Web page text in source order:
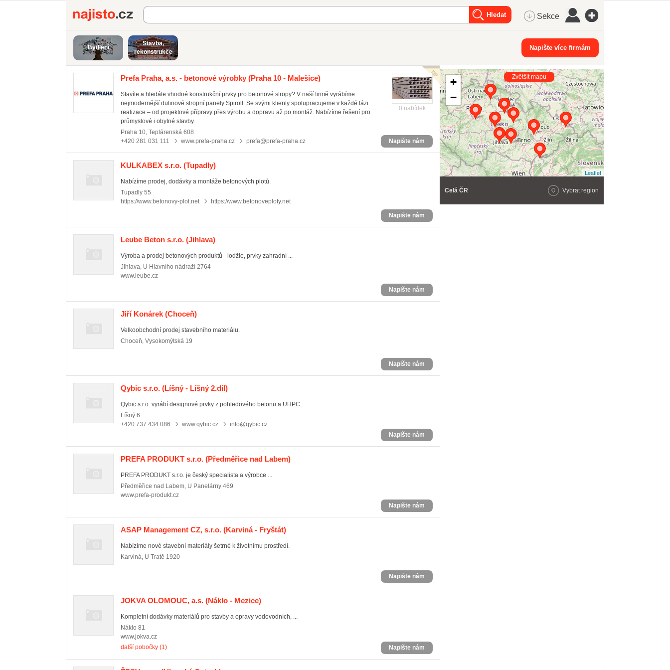
Najisto.cz Sekce
Bydlení
Stavba,
rekonstrukce
Napište více firmám
Prefa Praha, a.s. - betonové výrobky (Praha 10 - Malešice)
Stavíte a hledáte vhodné konstrukční prvky pro betonové stropy? V naší firmě vyrábíme
nejmodernější dutinové stropní panely Spiroll. Se svými klienty spolupracujeme v každé fázi
realizace – od projektové přípravy přes výrobu a dopravu až po montáž. Nabízíme řešení pro
průmyslové i obytné stavby.
Praha 10, Teplárenská 608
+420 281 031 111
www.prefa-praha.cz prefa@prefa-praha.cz
0 nabídek
Napište nám
KULKABEX s.r.o. (Tupadly)
Nabízíme prodej, dodávky a montáže betonových plotů.
Tupadly 55
https://www.betonovy-plot.net
https://www.betonoveploty.net
Napište nám
Leube Beton s.r.o. (Jihlava)
Výroba a prodej betonových produktů - lodžie, prvky zahradní ...
Jihlava, U Hlavního nádraží 2764
www.leube.cz
Napište nám
Jiří Konárek (Choceň)
Velkoobchodní prodej stavebního materiálu.
Choceň, Vysokomýtská 19
Napište nám
Qybic s.r.o. (Líšný - Líšný 2.díl)
Qybic s.r.o. vyrábí designové prvky z pohledového betonu a UHPC ...
Líšný 6
+420 737 434 086
www.qybic.cz
info@qybic.cz
Napište nám
PREFA PRODUKT s.r.o. (Předměřice nad Labem)
PREFA PRODUKT s.r.o. je český specialista a výrobce ...
Předměřice nad Labem, U Panelárny 469
www.prefa-produkt.cz
Napište nám
ASAP Management CZ, s.r.o. (Karviná - Fryštát)
Nabízíme nové stavební materiály šetrné k životnímu prostředí.
Karviná, U Tratě 1920
Napište nám
JOKVA OLOMOUC, a.s. (Náklo - Mezice)
Kompletní dodávky materiálů pro stavby a opravy vodovodních, ...
Náklo 81
www.jokva.cz
další pobočky (1)
Napište nám
+
−
Leaflet
Zvětšit mapu
Celá ČR Vybrat region